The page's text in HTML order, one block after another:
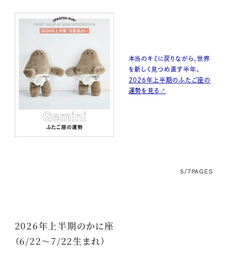
本当のキミに戻りながら、世界
を新しく見つめ直す半年。
2026年上半期のふたご座の
運勢を見る↗
5/7PAGES
2026年上半期のかに座
（6/22～7/22生まれ）